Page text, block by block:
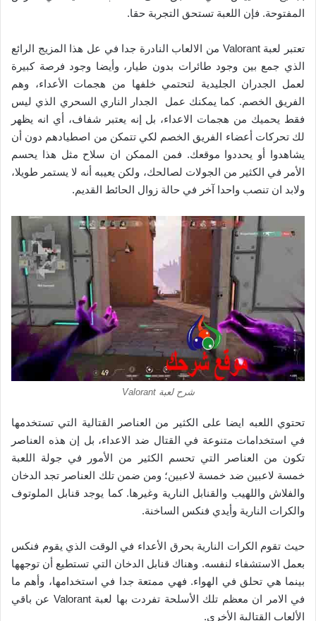
المفتوحة. فإن اللعبة تستحق التجربة حقا.
تعتبر لعبة Valorant من الالعاب النادرة جدا في عل هذا المزيج الرائع
الذي جمع بين وجود طائرات بدون طيار، وأيضا وجود فرصة كبيرة
لعمل الجدران الجليدية لتحتمي خلفها من هجمات الأعداء، وهم
الفريق الخصم. كما يمكنك عمل الجدار الناري السحري الذي ليس
فقط يحميك من هجمات الاعداء، بل إنه يعتبر شفاف، أي انه يظهر
لك تحركات أعضاء الفريق الخصم لكي تتمكن من اصطيادهم دون أن
يشاهدوا أو يحددوا موقعك. فمن الممكن ان سلاح مثل هذا يحسم
الأمر في الكثير من الجولات لصالحك، ولكن يعيبه أنه لا يستمر طويلا،
ولابد ان تنصب واحدا آخر في حالة زوال الحائط القديم.
شرح لعبة Valorant
تحتوي اللعبه ايضا على الكثير من العناصر القتالية التي تستخدمها
في استخدامات متنوعة في القتال ضد الاعداء، بل إن هذه العناصر
تكون من العناصر التي تحسم الكثير من الأمور في جولة اللعبة
خمسة لاعبين ضد خمسة لاعبين؛ ومن ضمن تلك العناصر تجد الدخان
والفلاش واللهيب والقنابل النارية وغيرها. كما يوجد قنابل الملوتوف
والكرات النارية وأيدي فنكس الساخنة.
حيث تقوم الكرات النارية بحرق الأعداء في الوقت الذي يقوم فنكس
بعمل الاستشفاء لنفسه. وهناك قنابل الدخان التي تستطيع أن توجهها
بينما هي تحلق في الهواء. فهي ممتعة جدا في استخدامها، وأهم ما
في الامر ان معظم تلك الأسلحة تفردت بها لعبة Valorant عن باقي
الألعاب القتالية الأخرى.